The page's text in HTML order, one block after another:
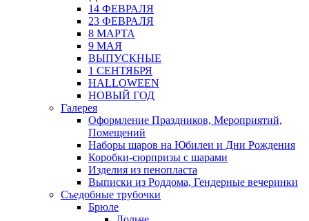
14 ФЕВРАЛЯ
23 ФЕВРАЛЯ
8 МАРТА
9 МАЯ
ВЫПУСКНЫЕ
1 СЕНТЯБРЯ
HALLOWEEN
НОВЫЙ ГОД
Галерея
Оформление Праздников, Мероприятий,
Помещений
Наборы шаров на Юбилеи и Дни Рождения
Коробки-сюрпризы с шарами
Изделия из пенопласта
Выписки из Роддома, Гендерные вечеринки
Съедобные трубочки
Брюле